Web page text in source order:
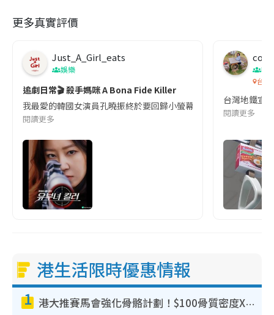
更多真實評價
Just_A_Girl_eats
娛樂
追劇日常🎬 殺手媽咪 A Bona Fide Killer
我最愛的韓國女演員孔曉振終於要回歸小螢幕啦!這次的劇本改編
閱讀更多
co
吹
台灣
台灣地鐵宣
閱讀更多
港生活限時優惠情報
1 港大推賽馬會強化骨骼計劃！$100骨質密度X光檢查 完成免費運動訓練送超市禮券！附參加資格